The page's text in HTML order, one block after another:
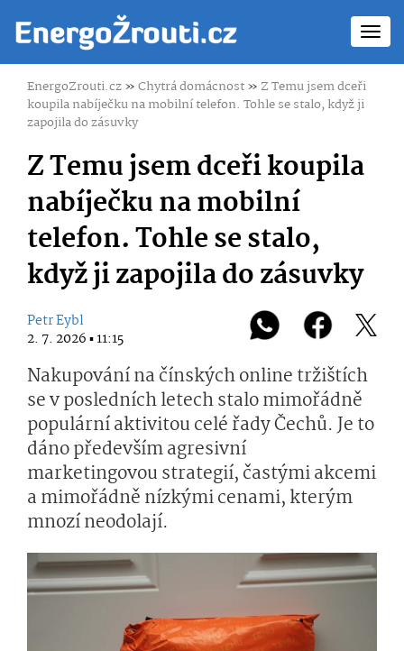
EnergoZrouti.cz»Chytrá domácnost»Z Temu jsem dceři
koupila nabíječku na mobilní telefon. Tohle se stalo, když ji
zapojila do zásuvky
Z Temu jsem dceři koupila
nabíječku na mobilní
telefon. Tohle se stalo,
když ji zapojila do zásuvky
Petr Eybl
2. 7. 2026 ▪ 11:15
Nakupování na čínských online tržištích
se v posledních letech stalo mimořádně
populární aktivitou celé řady Čechů. Je to
dáno především agresivní
marketingovou strategií, častými akcemi
a mimořádně nízkými cenami, kterým
mnozí neodolají.